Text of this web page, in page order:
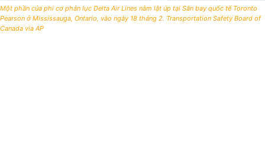
Một phần của phi cơ phản lực Delta Air Lines nằm lật úp tại Sân bay quốc tế Toronto
Pearson ở Mississauga, Ontario, vào ngày 18 tháng 2. Transportation Safety Board of
Canada via AP